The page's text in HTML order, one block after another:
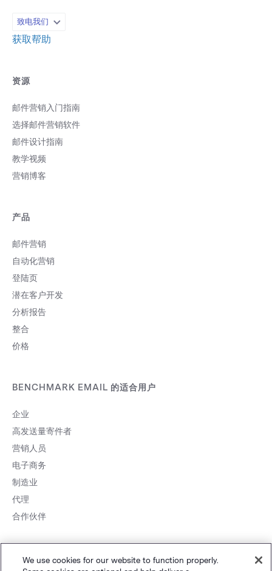
致电我们
获取帮助
资源
邮件营销入门指南
选择邮件营销软件
邮件设计指南
教学视频
营销博客
产品
邮件营销
自动化营销
登陆页
潜在客户开发
分析报告
整合
价格
BENCHMARK EMAIL 的适合用户
企业
高发送量寄件者
营销人员
电子商务
制造业
代理
合作伙伴
We use cookies for our website to function properly.